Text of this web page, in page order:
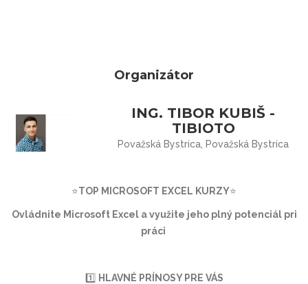
Organizátor
ING. TIBOR KUBIŠ -
TIBIOTO
Považská Bystrica, Považská Bystrica
⭐TOP MICROSOFT EXCEL KURZY⭐
Ovládnite Microsoft Excel a využite jeho plný potenciál pri
práci
1️⃣ HLAVNÉ PRÍNOSY PRE VÁS